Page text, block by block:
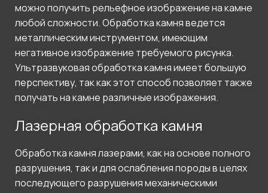
можно получить рельефное изображение на камне
любой сложности. Обработка камня ведется
металлическим инструментом, имеющим
негативное изображение требуемого рисунка.
Ультразвуковая обработка камня имеет большую
перспективу, так как этот способ позволяет также
получать на камне различные изображения.
Лазерная обработка камня
Обработка камня лазерами, как на основе полного
разрушения, так и для ослабления породы в целях
последующего разрушения механическими